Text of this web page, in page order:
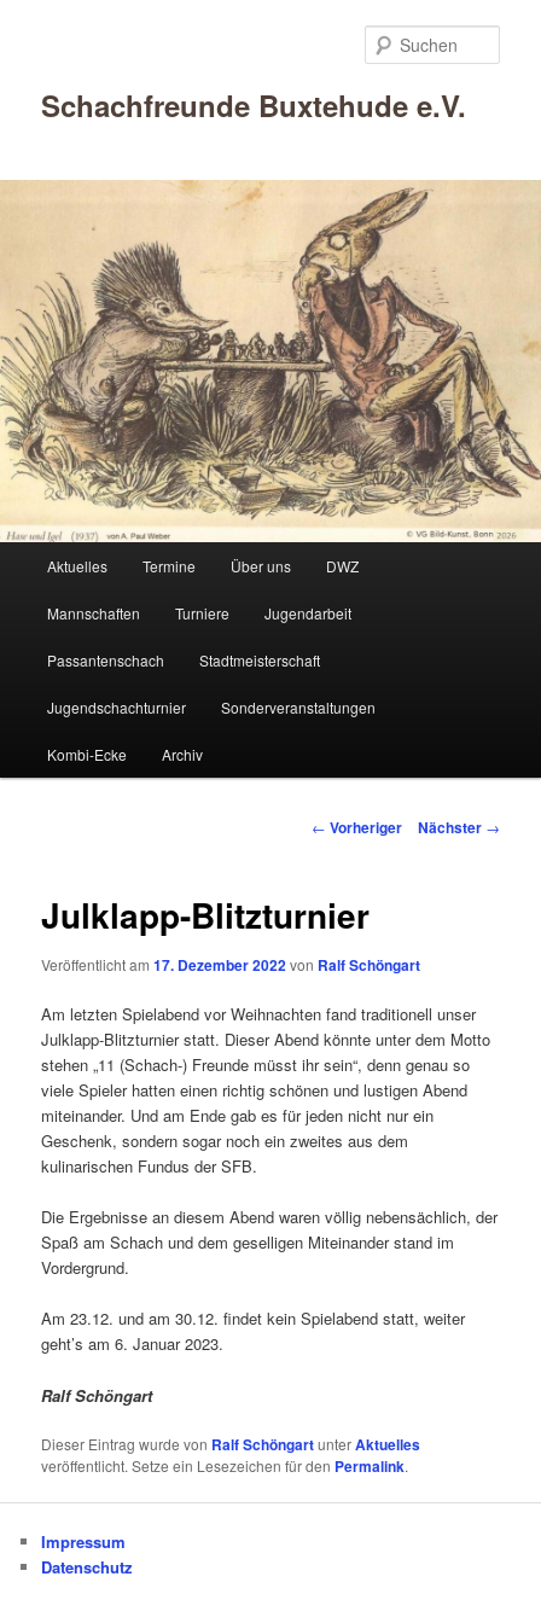
Schachfreunde Buxtehude e.V.
Zum
primären
Inhalt
springen
Aktuelles Termine Über uns DWZ
Mannschaften Turniere Jugendarbeit
Passantenschach Stadtmeisterschaft
Jugendschachturnier Sonderveranstaltungen
Kombi-Ecke Archiv
Beitragsnavigation
← Vorheriger Nächster →
Julklapp-Blitzturnier
Veröffentlicht am17. Dezember 2022von Ralf Schöngart
Am letzten Spielabend vor Weihnachten fand traditionell unser
Julklapp-Blitzturnier statt. Dieser Abend könnte unter dem Motto
stehen „11 (Schach-) Freunde müsst ihr sein“, denn genau so
viele Spieler hatten einen richtig schönen und lustigen Abend
miteinander. Und am Ende gab es für jeden nicht nur ein
Geschenk, sondern sogar noch ein zweites aus dem
kulinarischen Fundus der SFB.
Die Ergebnisse an diesem Abend waren völlig nebensächlich, der
Spaß am Schach und dem geselligen Miteinander stand im
Vordergrund.
Am 23.12. und am 30.12. findet kein Spielabend statt, weiter
geht’s am 6. Januar 2023.
Ralf Schöngart
Dieser Eintrag wurde von Ralf SchöngartunterAktuelles
veröffentlicht. Setze ein Lesezeichen für den Permalink.
Impressum
Datenschutz